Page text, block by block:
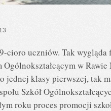
cioro uczniów. Tak
w
jednej klasy pierwszej, tak
Szkół
roku proces promocji